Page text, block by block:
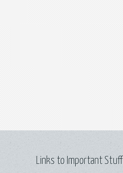
Links to Important Stuff